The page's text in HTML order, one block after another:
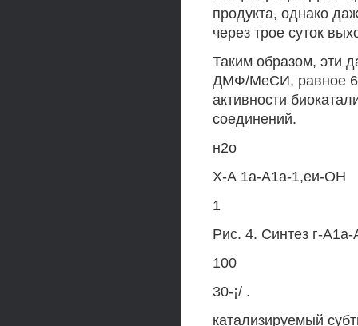
продукта, однако
через трое суток
Таким образом, эти
ДМФ/МеСИ, равное
активности
соединений.
н2о
Х-А 1а-А1а-1,еи-ОН
1
Рис. 4. Синтез г-
100
30-¡/ .
катализируемый